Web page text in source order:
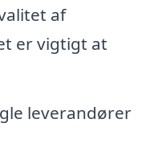
af
er vigtigt at
leverandører